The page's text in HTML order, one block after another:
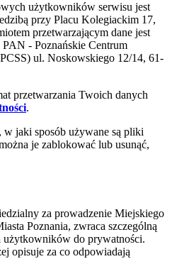
użytkowników serwisu jest
przy Placu Kolegiackim 17,
przetwarzającym dane jest
- Poznańskie Centrum
ul. Noskowskiego 12/14, 61-
przetwarzania Twoich danych
.
w jaki sposób używane są pliki
je zablokować lub usunąć,
za prowadzenie Miejskiego
Poznania, zwraca szczególną
użytkowników do prywatności.
opisuje za co odpowiadają